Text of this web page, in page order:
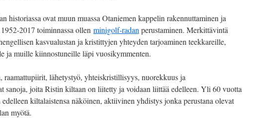
historiassa ovat muun muassa Otaniemen kappelin rakennuttaminen ja
2017 toiminnassa ollen minigolf-radan perustaminen. Merkittävintä
kasvualustan ja kristittyjen yhteyden tarjoaminen teekkareille,
ja muille kiinnostuneille läpi vuosikymmenten.
lähetystyö, yhteiskristillisyys, nuorekkuus ja
sanoja, joita Ristin kiltaan on liitetty ja voidaan liittää edelleen. Yli 60 vuotta
kiltalaistensa näköinen, aktiivinen yhdistys jonka perustana olevat
myötä.